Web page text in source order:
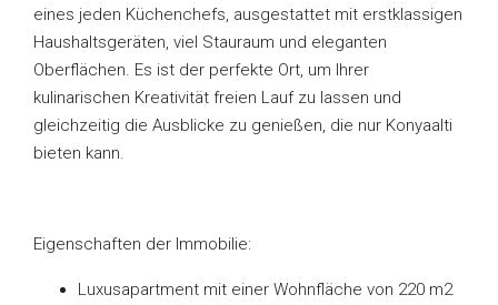
eines jeden Küchenchefs, ausgestattet mit erstklassigen
Haushaltsgeräten, viel Stauraum und eleganten
Oberflächen. Es ist der perfekte Ort, um Ihrer
kulinarischen Kreativität freien Lauf zu lassen und
gleichzeitig die Ausblicke zu genießen, die nur Konyaalti
bieten kann.
Eigenschaften der Immobilie:
Luxusapartment mit einer Wohnfläche von 220 m2